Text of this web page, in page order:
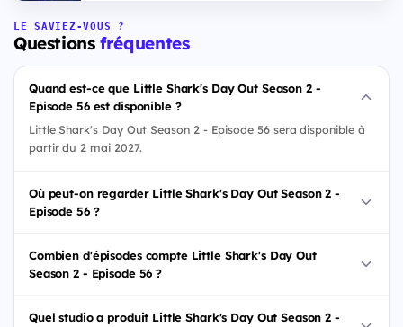
LE SAVIEZ-VOUS ?
Questionsfréquentes
Quand est-ce que Little Shark's Day Out Season 2 -
Episode 56 est disponible ?
Little Shark's Day Out Season 2 - Episode 56 sera disponible à
partir du 2 mai 2027.
Où peut-on regarder Little Shark's Day Out Season 2 -
Episode 56 ?
Combien d'épisodes compte Little Shark's Day Out
Season 2 - Episode 56 ?
Quel studio a produit Little Shark's Day Out Season 2 -